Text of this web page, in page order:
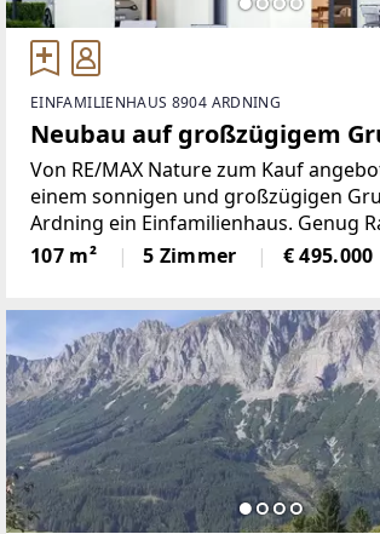
EINFAMILIENHAUS 8904 ARDNING
Neubau auf großzügigem
Von RE/MAX Nature zum Kauf
einem sonnigen und großzügigen
Ardning ein Einfamilienhaus. Genug
Familienleben! Der Mittelpunkt des ca.
großen Hauses ist der offene Wohn-
107 m² 5 Zimmer € 495.000